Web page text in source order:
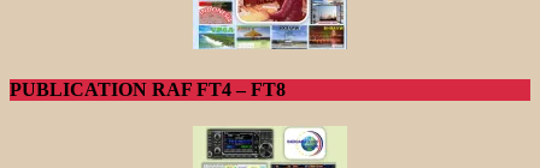
PUBLICATION RAF FT4 – FT8